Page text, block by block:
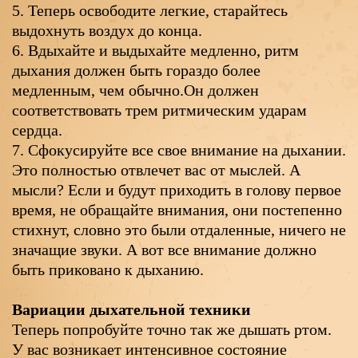
5. Теперь освободите легкие, старайтесь
выдохнуть воздух до конца.
6. Вдыхайте и выдыхайте медленно, ритм
дыхания должен быть гораздо более
медленным, чем обычно.Он должен
соответствовать трем ритмическим ударам
сердца.
7. Сфокусируйте все свое внимание на дыхании.
Это полностью отвлечет вас от мыслей. А
мысли? Если и будут приходить в голову первое
время, не обращайте внимания, они постепенно
стихнут, словно это были отдаленные, ничего не
значащие звуки. А вот все внимание должно
быть приковано к дыханию.
Вариации дыхательной техники
Теперь попробуйте точно так же дышать ртом.
У вас возникает интенсивное состояние